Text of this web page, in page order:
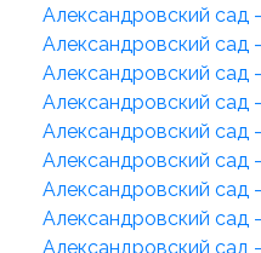
Александровский сад
Александровский сад
Александровский сад
Александровский сад
Александровский сад
Александровский сад
Александровский
Александровский
Александровский сад